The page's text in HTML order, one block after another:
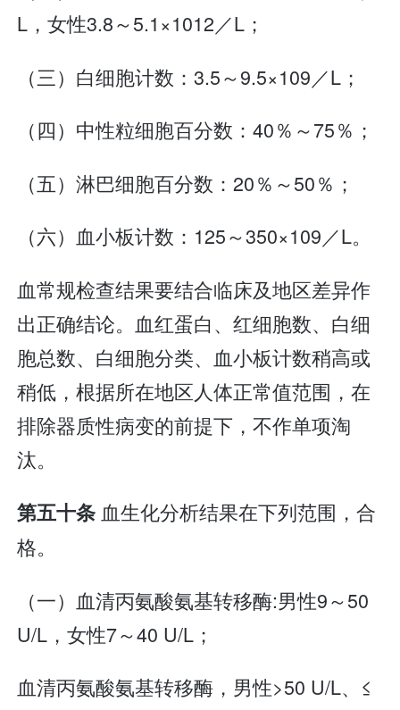
L，女性3.8～5.1×1012／L；
（三）白细胞计数：3.5～9.5×109／L；
（四）中性粒细胞百分数：40％～75％；
（五）淋巴细胞百分数：20％～50％；
（六）血小板计数：125～350×109／L。
血常规检查结果要结合临床及地区差异作
出正确结论。血红蛋白、红细胞数、白细
胞总数、白细胞分类、血小板计数稍高或
稍低，根据所在地区人体正常值范围，在
排除器质性病变的前提下，不作单项淘
汰。
第五十条血生化分析结果在下列范围，合
格。
（一）血清丙氨酸氨基转移酶:男性9～50
U/L，女性7～40 U/L；
血清丙氨酸氨基转移酶，男性>50 U/L、≤